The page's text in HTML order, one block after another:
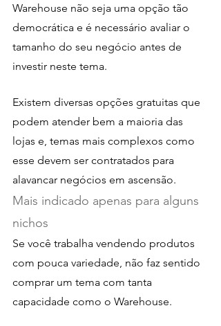
Warehouse não seja uma opção tão
democrática e é necessário avaliar o
tamanho do seu negócio antes de
investir neste tema.
Existem diversas opções gratuitas que
podem atender bem a maioria das
lojas e, temas mais complexos como
esse devem ser contratados para
alavancar negócios em ascensão.
Mais indicado apenas para alguns
nichos
Se você trabalha vendendo produtos
com pouca variedade, não faz sentido
comprar um tema com tanta
capacidade como o Warehouse.